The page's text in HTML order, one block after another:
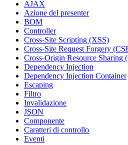
Avete riscontrato un problema in
Mostra su GitHub(quindi
Apri anteprima
Segnala un problema con questa
AJAX
Azione del presenter
BOM
Controller
Cross-Site Scripting (XSS)
Cross-Site Request Forgery
Cross-Origin Resource Sharing
Dependency Injection
Dependency Injection Container
Escaping
Filtro
Invalidazione
JSON
Componente
Caratteri di controllo
Eventi